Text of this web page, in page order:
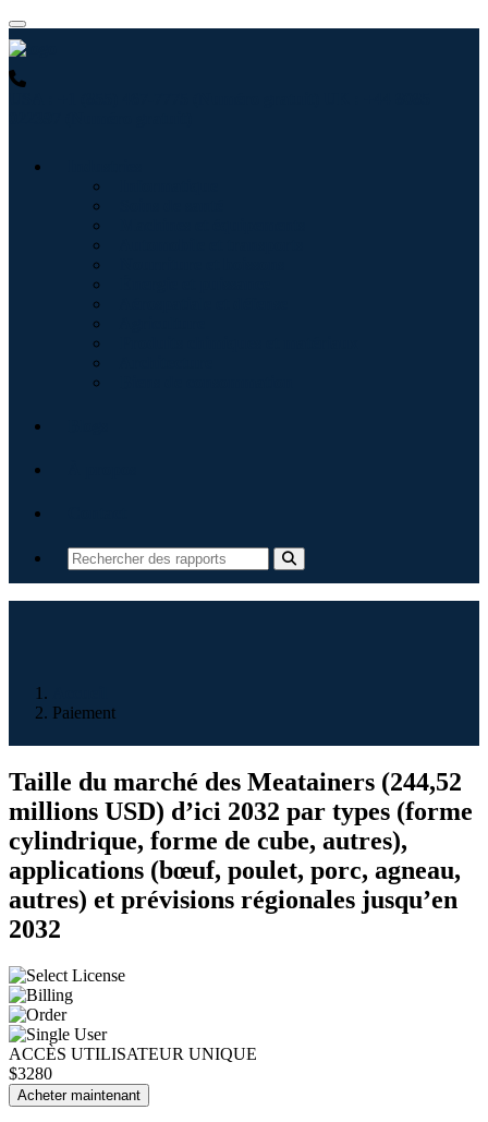
Paiement
Taille du marché des Meatainers (244,52
millions USD) d’ici 2032 par types (forme
cylindrique, forme de cube, autres),
applications (bœuf, poulet, porc, agneau,
autres) et prévisions régionales jusqu’en
2032
ACCÈS UTILISATEUR UNIQUE
$3280
Acheter maintenant